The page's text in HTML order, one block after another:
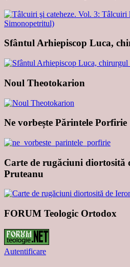
Sfântul Arhiepiscop Luca,
Noul Theotokarion
Ne vorbește Părintele Porfirie
Carte de rugăciuni diortosită
Pruteanu
FORUM Teologic Ortodox
Autentificare